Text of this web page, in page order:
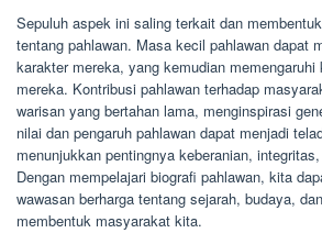
Sepuluh aspek ini saling terkait dan
tentang pahlawan. Masa kecil pahlawan dapat
karakter mereka, yang kemudian memengaruhi
mereka. Kontribusi pahlawan terhadap
warisan yang bertahan lama, menginspirasi
nilai dan pengaruh pahlawan dapat menjadi
menunjukkan pentingnya keberanian,
Dengan mempelajari biografi pahlawan, kita
wawasan berharga tentang sejarah, budaya,
membentuk masyarakat kita.